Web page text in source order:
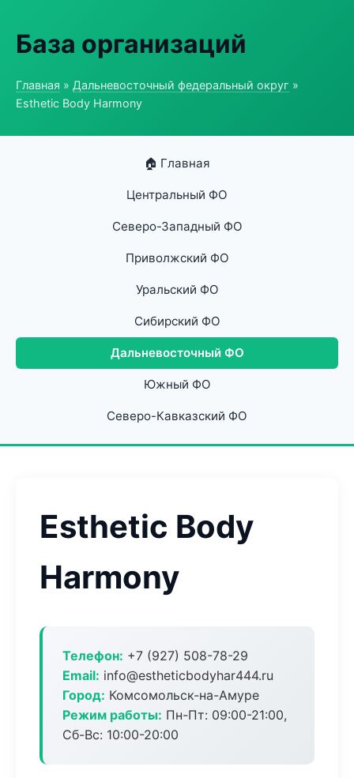
База организаций
Главная » Дальневосточный федеральный округ »
Esthetic Body Harmony
🏠 Главная
Центральный ФО
Северо-Западный ФО
Приволжский ФО
Уральский ФО
Сибирский ФО
Дальневосточный ФО
Южный ФО
Северо-Кавказский ФО
Esthetic Body
Harmony
Телефон: +7 (927) 508-78-29
Email: info@estheticbodyhar444.ru
Город: Комсомольск-на-Амуре
Режим работы: Пн-Пт: 09:00-21:00,
Сб-Вс: 10:00-20:00